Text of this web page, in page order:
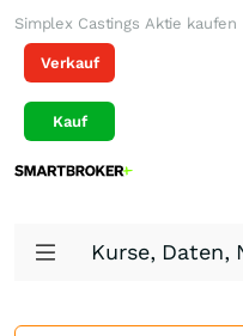
Simplex Castings Aktie kaufen
Verkauf
Kauf
Kurse, Daten,